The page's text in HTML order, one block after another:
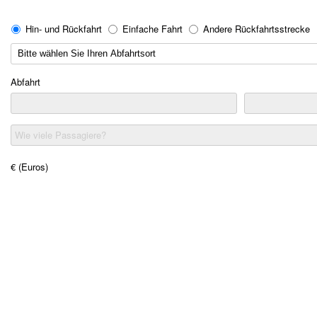
Hin- und Rückfahrt Einfache Fahrt Andere Rückfahrtsstrecke
Abfahrt
Wie viele Passagiere?
€ (Euros)